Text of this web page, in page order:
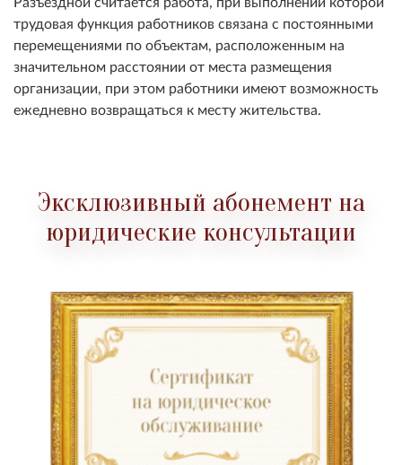
трудовая функция работников связана с постоянными
перемещениями по объектам, расположенным на
значительном расстоянии от места размещения
организации, при этом работники имеют возможность
ежедневно возвращаться к месту жительства.
Эксклюзивный абонемент на
юридические консультации